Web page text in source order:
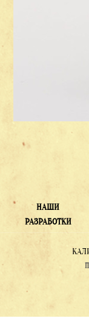
НАШИ
РАЗРАБОТКИ